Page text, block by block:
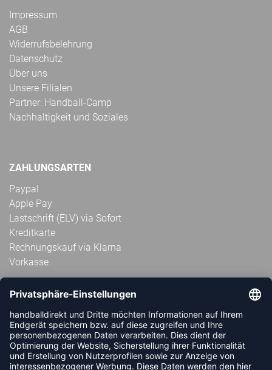
Impressum
AGB
Widerrufsbelehrung
Datenschutz
Über uns
Unsere Filialen
Partner: Handball-Camp
Nachhaltigkeit und Soziales
ZAHLUNGSARTEN
Paypal
Apple Pay
Lastschrift (ELV) via Sofort
Kreditkarte
Rechnungskauf via Klarna
Vorkasse
ABONNIERE JETZT DEN KOSTENLOSEN
HANDBALLDIREKT-NEWSLETTER UND VERPASSE KEINE
NEUIGKEIT ODER AKTION MEHR.
JETZT ANMELDEN